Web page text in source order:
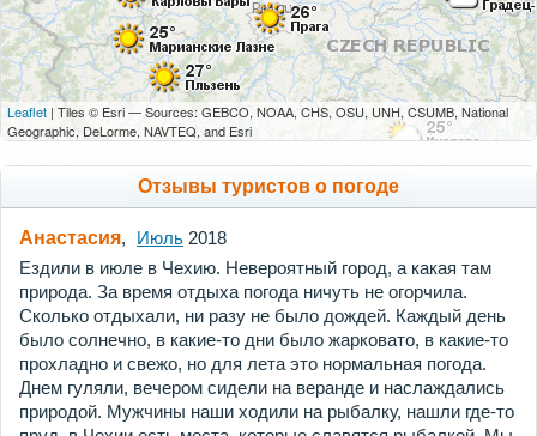
Leaflet | Tiles © Esri — Sources: GEBCO, NOAA, CHS, OSU, UNH, CSUMB, National
Geographic, DeLorme, NAVTEQ, and Esri
Отзывы туристов о погоде
Анастасия, Июль 2018
Ездили в июле в Чехию. Невероятный город, а какая там
природа. За время отдыха погода ничуть не огорчила.
Сколько отдыхали, ни разу не было дождей. Каждый день
было солнечно, в какие-то дни было жарковато, в какие-то
прохладно и свежо, но для лета это нормальная погода.
Днем гуляли, вечером сидели на веранде и наслаждались
природой. Мужчины наши ходили на рыбалку, нашли где-то